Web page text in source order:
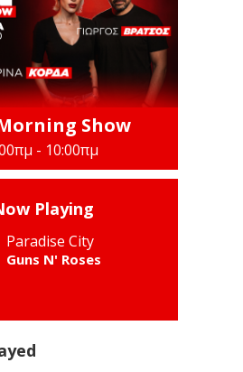
Show
- 10:00πμ
Playing
Paradise City
Guns N' Roses